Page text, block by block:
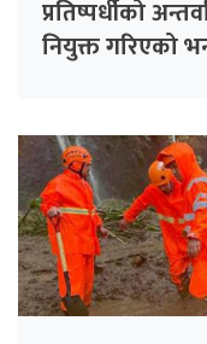
प्रतिष्पर्धीको
नियुक्त गरिएको